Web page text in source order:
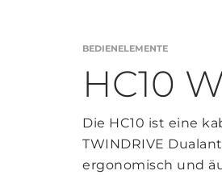
BEDIENELEMENTE
HC10
Die HC10 ist eine
TWINDRIVE
ergonomisch und